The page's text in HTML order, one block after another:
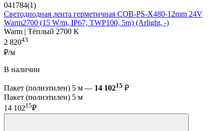
041784(1)
Светодиодная лента герметичная COB-PS-X480-12mm 24V
Warm2700 (15 W/m, IP67, TWP100, 5m) (Arlight, -)
Warm | Тёплый 2700 K
2 82043
₽/м
В наличии
Пакет (полиэтилен) 5 м — 14 10215 ₽
Пакет (полиэтилен) 5 м
14 10215₽